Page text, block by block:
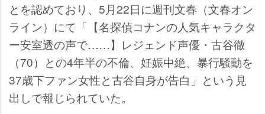
とを認めており、5月22日に週刊文春（文春オン
ライン）にて「【名探偵コナンの人気キャラクタ
ー安室透の声で……】レジェンド声優・古谷徹
（70）との4年半の不倫、妊娠中絶、暴行騒動を
37歳下ファン女性と古谷自身が告白」という見
出しで報じられていた。